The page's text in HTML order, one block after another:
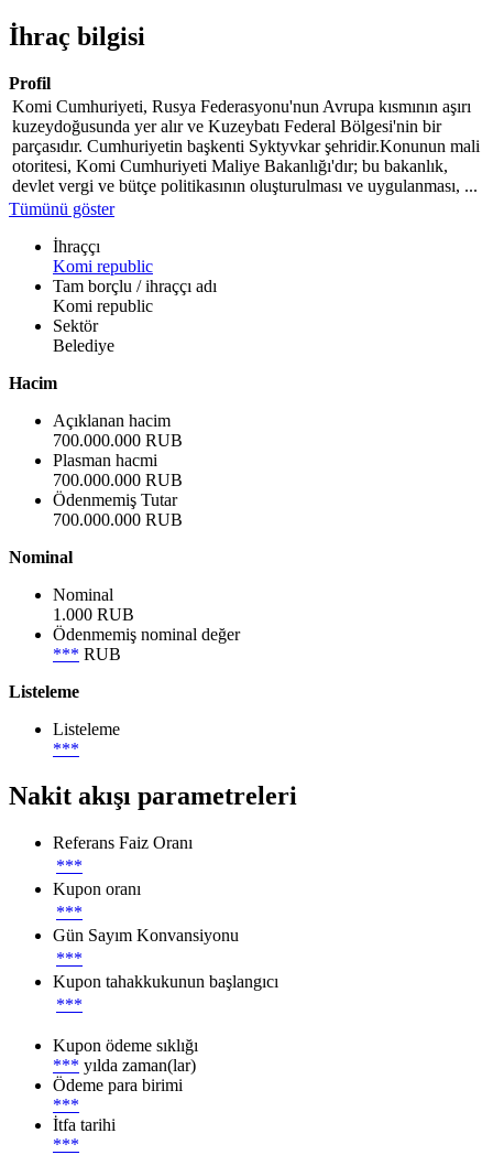
İhraç bilgisi
Profil
Komi Cumhuriyeti, Rusya Federasyonu'nun Avrupa kısmının aşırı
kuzeydoğusunda yer alır ve Kuzeybatı Federal Bölgesi'nin bir
parçasıdır. Cumhuriyetin başkenti Syktyvkar şehridir.Konunun mali
otoritesi, Komi Cumhuriyeti Maliye Bakanlığı'dır; bu bakanlık,
devlet vergi ve bütçe politikasının oluşturulması ve uygulanması, ...
Tümünü göster
İhraççı
Komi republic
Tam borçlu / ihraççı adı
Komi republic
Sektör
Belediye
Hacim
Açıklanan hacim
700.000.000 RUB
Plasman hacmi
700.000.000 RUB
Ödenmemiş Tutar
700.000.000 RUB
Nominal
Nominal
1.000 RUB
Ödenmemiş nominal değer
*** RUB
Listeleme
Listeleme
***
Nakit akışı parametreleri
Referans Faiz Oranı
***
Kupon oranı
***
Gün Sayım Konvansiyonu
***
Kupon tahakkukunun başlangıcı
***
Kupon ödeme sıklığı
*** yılda zaman(lar)
Ödeme para birimi
***
İtfa tarihi
***